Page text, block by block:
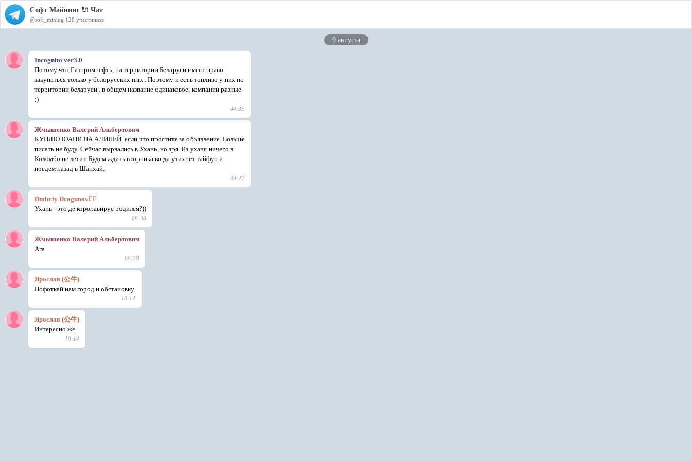
Софт Майнинг 🔌 Чат
@soft_mining 120 участников
9 августа
Incognito ver3.0
Потому что Газпромнефть, на территории Беларуси имеет право
закупаться только у белорусских нпз... Поэтому и есть топливо у них на
территории беларуси . в общем название одинаковое, компании разные
;)
04:35
Жмышенко Валерий Альбертович
КУПЛЮ ЮАНИ НА АЛИПЕЙ. если что простите за объявление. Больше
писать не буду. Сейчас вырвались в Ухань, но зря. Из уханя ничего в
Коломбо не летит. Будем ждать вторника когда утихнет тайфун и
поедем назад в Шанхай.
09:27
Dmitriy Dragunov🏴‍☠️
Ухань - это де коронавирус родился?))
09:38
Жмышенко Валерий Альбертович
Ага
09:38
Ярослав (公牛)
Пофоткай нам город и обстановку.
10:14
Ярослав (公牛)
Интересно же
10:14